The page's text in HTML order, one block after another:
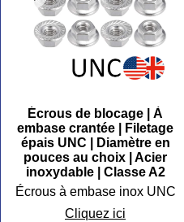
Écrous de blocage | À
embase crantée | Filetage
épais UNC | Diamètre en
pouces au choix | Acier
inoxydable | Classe A2
Écrous à embase inox UNC
Cliquez ici